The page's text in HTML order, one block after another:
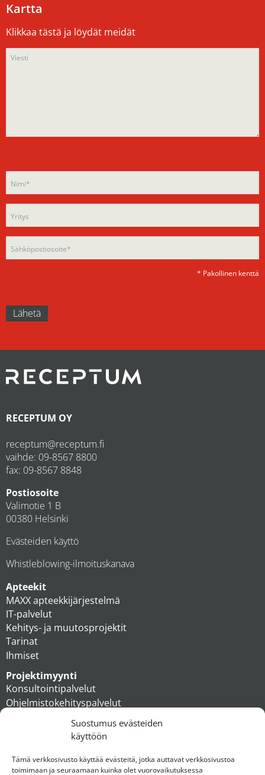
Suostumus evästeiden
käyttöön
Tämä verkkosivusto käyttää evästeitä, jotka auttavat verkkosivustoa
toimimaan ja seuraamaan kuinka olet vuorovaikutuksessa
Kartta
Klikkaa tästä ja löydät meidät
leave
this
empty.
Please
leave
field
empty.
* Pakollinen kenttä
RECEPTUM OY
receptum@receptum.fi
vaihde: 09-8567 8800
fax: 09-8567 8848
Postiosoite
Valimotie 1 B
00380 Helsinki
Evästeiden käyttö
Whistleblowing-ilmoituskanava
Apteekit
MAXX apteekkijärjestelmä
IT-palvelut
Kehitys- ja muutosprojektit
Tarinat
Ihmiset
Projektimyynti
Konsultointipalvelut
Ohjelmistokehityspalvelut
Ihmiset